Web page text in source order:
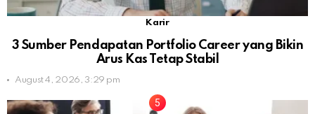
Karir
3 Sumber Pendapatan Portfolio Career yang Bikin
Arus Kas Tetap Stabil
August 4, 2026, 3:29 pm